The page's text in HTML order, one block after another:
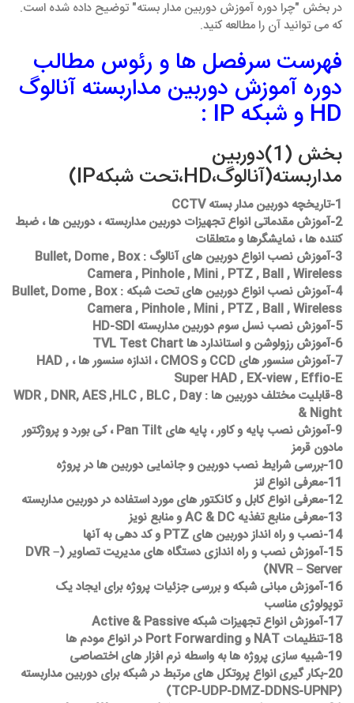
در بخش "چرا دوره آموزش دوربین مدار بسته" توضیح داده شده است.
که می توانید آن را مطالعه کنید.
فهرست سرفصل ها و رئوس مطالب
دوره آموزش دوربین مداربسته آنالوگ
HD و شبکه IP :
بخش (1)دوربین
مداربسته(آنالوگ،HD،تحت شبکهIP)
1-تاریخچه دوربین مدار بسته CCTV
2-آموزش مقدماتی انواع تجهیزات دوربین مداربسته ، دوربین ها ، ضبط
کننده ها ، نمایشگرها و متعلقات
3-آموزش نصب انواع دوربین های آنالوگ : Bullet, Dome , Box
Camera , Pinhole , Mini , PTZ , Ball , Wireless
4-آموزش نصب انواع دوربین های تحت شبکه : Bullet, Dome , Box
Camera , Pinhole , Mini , PTZ , Ball , Wireless
5-آموزش نصب نسل سوم دوربین مداربسته HD-SDI
6-آموزش رزولوشن و استاندارد ها TVL Test Chart
7-آموزش سنسور های CCD و CMOS ، اندازه سنسور ها ، HAD ,
Super HAD , EX-view , Effio-E
8-قابلیت مختلف دوربین ها : WDR , DNR, AES ,HLC , BLC , Day
& Night
9-آموزش نصب پایه و کاور ، پایه های Pan Tilt ، کی بورد و پروژکتور
مادون قرمز
10-بررسی شرایط نصب دوربین و جانمایی دوربین ها در پروژه
11-معرفی انواع لنز
12-معرفی انواع کابل و کانکتور های مورد استفاده در دوربین مداربسته
13-معرفی منابع تغذیه AC & DC و منابع نویز
14-نصب و راه انداز دوربین های PTZ و کد دهی به آنها
15-آموزش نصب و راه اندازی دستگاه های مدیریت تصاویر (DVR –
NVR – Server)
16-آموزش مبانی شبکه و بررسی جزئیات پروژه برای ایجاد یک
توپولوژی مناسب
17-آموزش انواع تجهیزات شبکه Active & Passive
18-تنظیمات NAT و Port Forwarding در انواع مودم ها
19-شبیه سازی پروژه ها به واسطه نرم افزار های اختصاصی
20-بکار گیری انواع پروتکل های مرتبط در شبکه برای دوربین مداربسته
(TCP-UDP-DMZ-DDNS-UPNP)